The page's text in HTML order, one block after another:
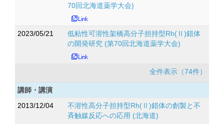
70回北海道薬学大会)
2023/05/21
低粘性可溶性架橋高分子担持型Rh(Ⅱ)錯体
の開発研究 (第70回北海道薬学大会)
全件表示（74件）
講師・講演
2013/12/04
不溶性高分子担持型Rh(Ⅱ)錯体の創製と不
斉触媒反応への応用 (北海道)